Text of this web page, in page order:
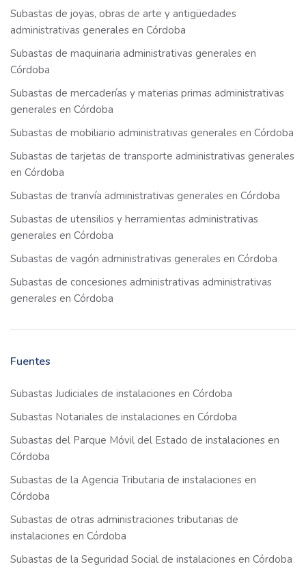
Subastas de joyas, obras de arte y antigüedades
administrativas generales en Córdoba
Subastas de maquinaria administrativas generales en
Córdoba
Subastas de mercaderías y materias primas administrativas
generales en Córdoba
Subastas de mobiliario administrativas generales en Córdoba
Subastas de tarjetas de transporte administrativas generales
en Córdoba
Subastas de tranvía administrativas generales en Córdoba
Subastas de utensilios y herramientas administrativas
generales en Córdoba
Subastas de vagón administrativas generales en Córdoba
Subastas de concesiones administrativas administrativas
generales en Córdoba
Fuentes
Subastas Judiciales de instalaciones en Córdoba
Subastas Notariales de instalaciones en Córdoba
Subastas del Parque Móvil del Estado de instalaciones en
Córdoba
Subastas de la Agencia Tributaria de instalaciones en
Córdoba
Subastas de otras administraciones tributarias de
instalaciones en Córdoba
Subastas de la Seguridad Social de instalaciones en Córdoba